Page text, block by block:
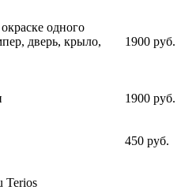
одного
дверь, крыло,
1900 руб.
1900 руб.
450 руб.
Terios